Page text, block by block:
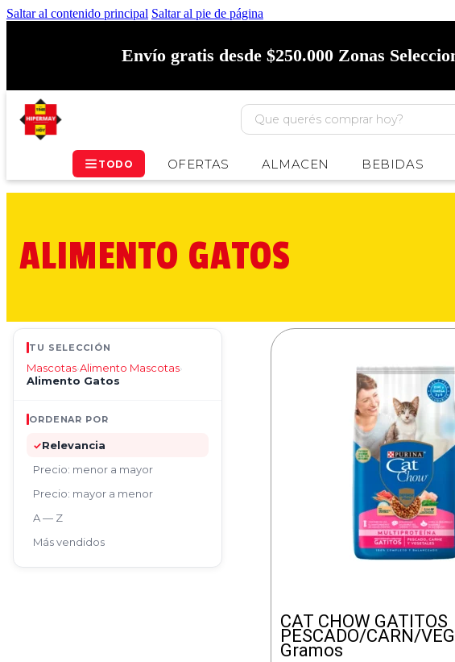
Saltar al contenido principal Saltar al pie de página
Envío gratis desde $250.000 Zonas
TODO OFERTAS ALMACEN BEBIDAS
ALIMENTO GATOS
TU SELECCIÓN
Mascotas›Alimento Mascotas›
Alimento Gatos
ORDENAR POR
✓Relevancia
Precio: menor a mayor
Precio: mayor a menor
A — Z
Más vendidos
CAT CHOW GATITOS
PESCADO/CARN/
Gramos